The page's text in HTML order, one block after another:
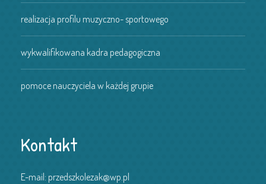
realizacja profilu muzyczno- sportowego
wykwalifikowana kadra pedagogiczna
pomoce nauczyciela w każdej grupie
Kontakt
E-mail: przedszkolezak@wp.pl